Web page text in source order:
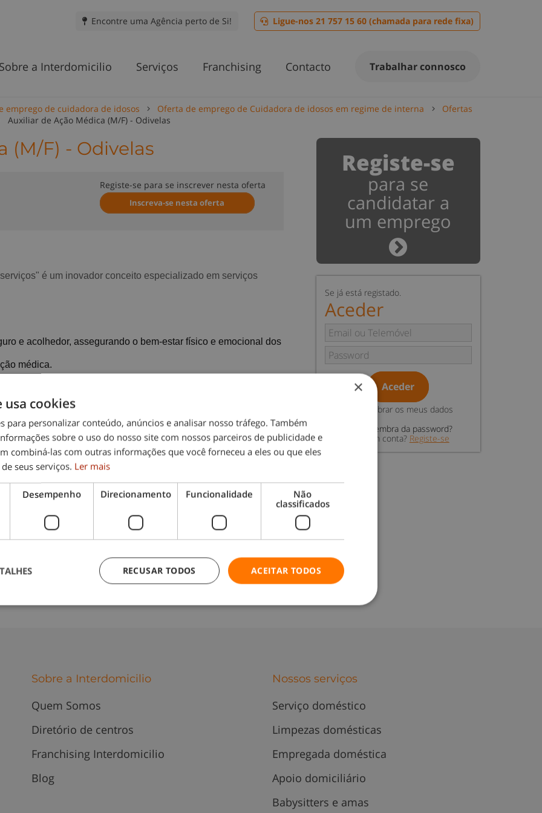
Encontre uma Agência perto de Si! Ligue-nos 21 757 15 60 (chamada para rede fixa)
Sobre a Interdomicilio Serviços Franchising Contacto Trabalhar connosco
emprego de cuidadora de idosos Oferta de emprego de Cuidadora de idosos em regime de interna
Ofertas
Auxiliar de Ação Médica (M/F) - Odivelas
(M/F) - Odivelas
Registe-se para se inscrever nesta oferta
Inscreva-se nesta oferta
é um inovador conceito especializado em serviços
e acolhedor, assegurando o bem-estar físico e emocional dos
médica.
o email amadora.odivelas@interdomicilio.pt.
Registe-se
para se
candidatar a
um emprego
Se já está registado.
Aceder
Aceder
Relembrar os meus dados
Não se lembra da password?
Não tem conta? Registe-se
Sobre a Interdomicilio
Quem Somos
Diretório de centros
Franchising Interdomicilio
Blog
Nossos serviços
Serviço doméstico
Limpezas domésticas
Empregada doméstica
Apoio domiciliário
Babysitters e amas
×
usa cookies
para personalizar conteúdo, anúncios e analisar nosso tráfego. Também
sobre o uso do nosso site com nossos parceiros de publicidade e
combiná-las com outras informações que você forneceu a eles ou que eles
seus serviços. Ler mais
Desempenho Direcionamento Funcionalidade
Não
classificados
ACEITAR TODOS
RECUSAR TODOS